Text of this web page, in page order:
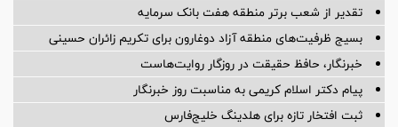
تقدیر از شعب برتر منطقه هفت بانک سرمایه
بسیج ظرفیت‌های منطقه آزاد دوغارون برای تکریم زائران حسینی
خبرنگار، حافظ حقیقت در روزگار روایت‌هاست
پیام دکتر اسلام کریمی به مناسبت روز خبرنگار
ثبت افتخار تازه برای هلدینگ خلیج‌فارس